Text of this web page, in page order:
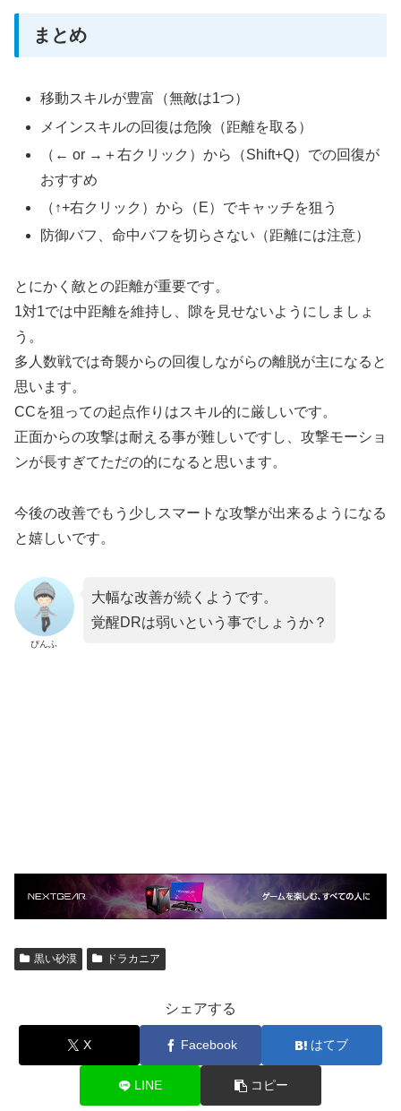
まとめ
移動スキルが豊富（無敵は1つ）
メインスキルの回復は危険（距離を取る）
（← or →＋右クリック）から（Shift+Q）での回復が
おすすめ
（↑+右クリック）から（E）でキャッチを狙う
防御バフ、命中バフを切らさない（距離には注意）
とにかく敵との距離が重要です。
1対1では中距離を維持し、隙を見せないようにしましょ
う。
多人数戦では奇襲からの回復しながらの離脱が主になると
思います。
CCを狙っての起点作りはスキル的に厳しいです。
正面からの攻撃は耐える事が難しいですし、攻撃モーショ
ンが長すぎてただの的になると思います。
今後の改善でもう少しスマートな攻撃が出来るようになる
と嬉しいです。
ぴんふ
大幅な改善が続くようです。
覚醒DRは弱いという事でしょうか？
黒い砂漠 ドラカニア
シェアする
X Facebook はてブ
LINE コピー